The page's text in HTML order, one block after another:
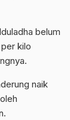
belum
kilo
naik